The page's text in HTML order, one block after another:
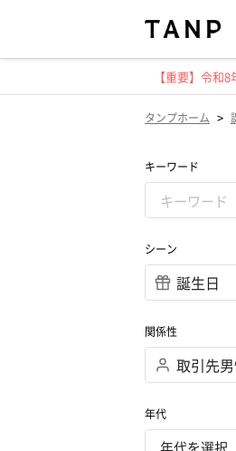
【重要】令和
タンプホーム >
キーワード
シーン
関係性
年代